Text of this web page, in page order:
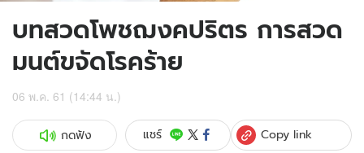
บทสวดโพชฌงคปริตร การสวด
มนต์ขจัดโรคร้าย
06 พ.ค. 61 (14:44 น.)
กดฟัง แชร์ Copy link